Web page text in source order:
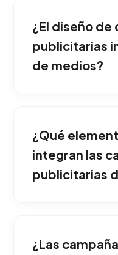
¿El diseño de
publicitarias
de medios?
disruptivos y
consumidor no
olvidar la marca.
¿Qué
integran las
publicitarias
pauta en radio con
¿Las